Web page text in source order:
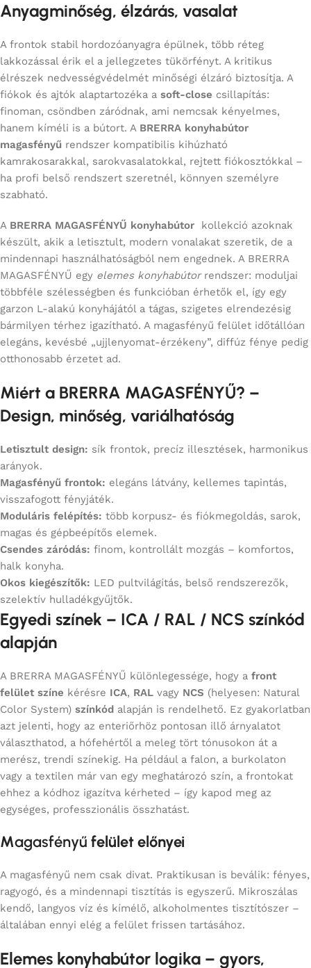
Anyagminőség, élzárás, vasalat
A frontok stabil hordozóanyagra épülnek, több réteg
lakkozással érik el a jellegzetes tükörfényt. A kritikus
élrészek nedvességvédelmét minőségi élzáró biztosítja. A
fiókok és ajtók alaptartozéka a soft-close csillapítás:
finoman, csöndben záródnak, ami nemcsak kényelmes,
hanem kíméli is a bútort. A BRERRA konyhabútor
magasfényű rendszer kompatibilis kihúzható
kamrakosarakkal, sarokvasalatokkal, rejtett fiókosztókkal –
ha profi belső rendszert szeretnél, könnyen személyre
szabható.
A BRERRA MAGASFÉNYŰ konyhabútor
kollekció azoknak
készült, akik a letisztult, modern vonalakat szeretik, de a
mindennapi használhatóságból nem engednek. A BRERRA
MAGASFÉNYŰ egy elemes konyhabútorrendszer: moduljai
többféle szélességben és funkcióban érhetők el, így egy
garzon L-alakú konyhájától a tágas, szigetes elrendezésig
bármilyen térhez igazítható. A magasfényű felület időtállóan
elegáns, kevésbé „ujjlenyomat-érzékeny”, diffúz fénye pedig
otthonosabb érzetet ad.
Miért a BRERRA MAGASFÉNYŰ? –
Design, minőség, variálhatóság
Letisztult design: sík frontok, precíz illesztések, harmonikus
arányok.
Magasfényű frontok: elegáns látvány, kellemes tapintás,
visszafogott fényjáték.
Moduláris felépítés: több korpusz- és fiókmegoldás, sarok,
magas és gépbeépítős elemek.
Csendes záródás: finom, kontrollált mozgás – komfortos,
halk konyha.
Okos kiegészítők: LED pultvilágítás, belső rendszerezők,
szelektív hulladékgyűjtők.
Egyedi színek – ICA / RAL / NCS színkód
alapján
A BRERRA MAGASFÉNYŰ különlegessége, hogy a front
felület színe kérésre ICA, RAL vagy NCS (helyesen: Natural
Color System) színkód alapján is rendelhető. Ez gyakorlatban
azt jelenti, hogy az enteriőrhöz pontosan illő árnyalatot
választhatod, a hófehértől a meleg tört tónusokon át a
merész, trendi színekig. Ha például a falon, a burkolaton
vagy a textilen már van egy meghatározó szín, a frontokat
ehhez a kódhoz igazítva kérheted – így kapod meg az
egységes, professzionális összhatást.
Magasfényű felület előnyei
A magasfényű nem csak divat. Praktikusan is beválik: fényes,
ragyogó, és a mindennapi tisztítás is egyszerű. Mikroszálas
kendő, langyos víz és kímélő, alkoholmentes tisztítószer –
általában ennyi elég a felület frissen tartásához.
Elemes konyhabútor logika – gyors,